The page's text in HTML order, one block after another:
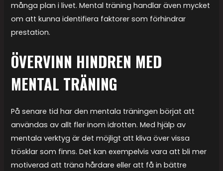
många plan i livet. Mental träning handlar även mycket
om att kunna identifiera faktorer som förhindrar
prestation.
ÖVERVINN HINDREN MED
MENTAL TRÄNING
På senare tid har den mentala träningen börjat att
användas av allt fler inom idrotten. Med hjälp av
mentala verktyg är det möjligt att kliva över vissa
trösklar som finns. Det kan exempelvis vara att bli mer
motiverad att träna hårdare eller att få in bättre